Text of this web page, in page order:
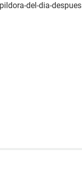
del-dia-despues